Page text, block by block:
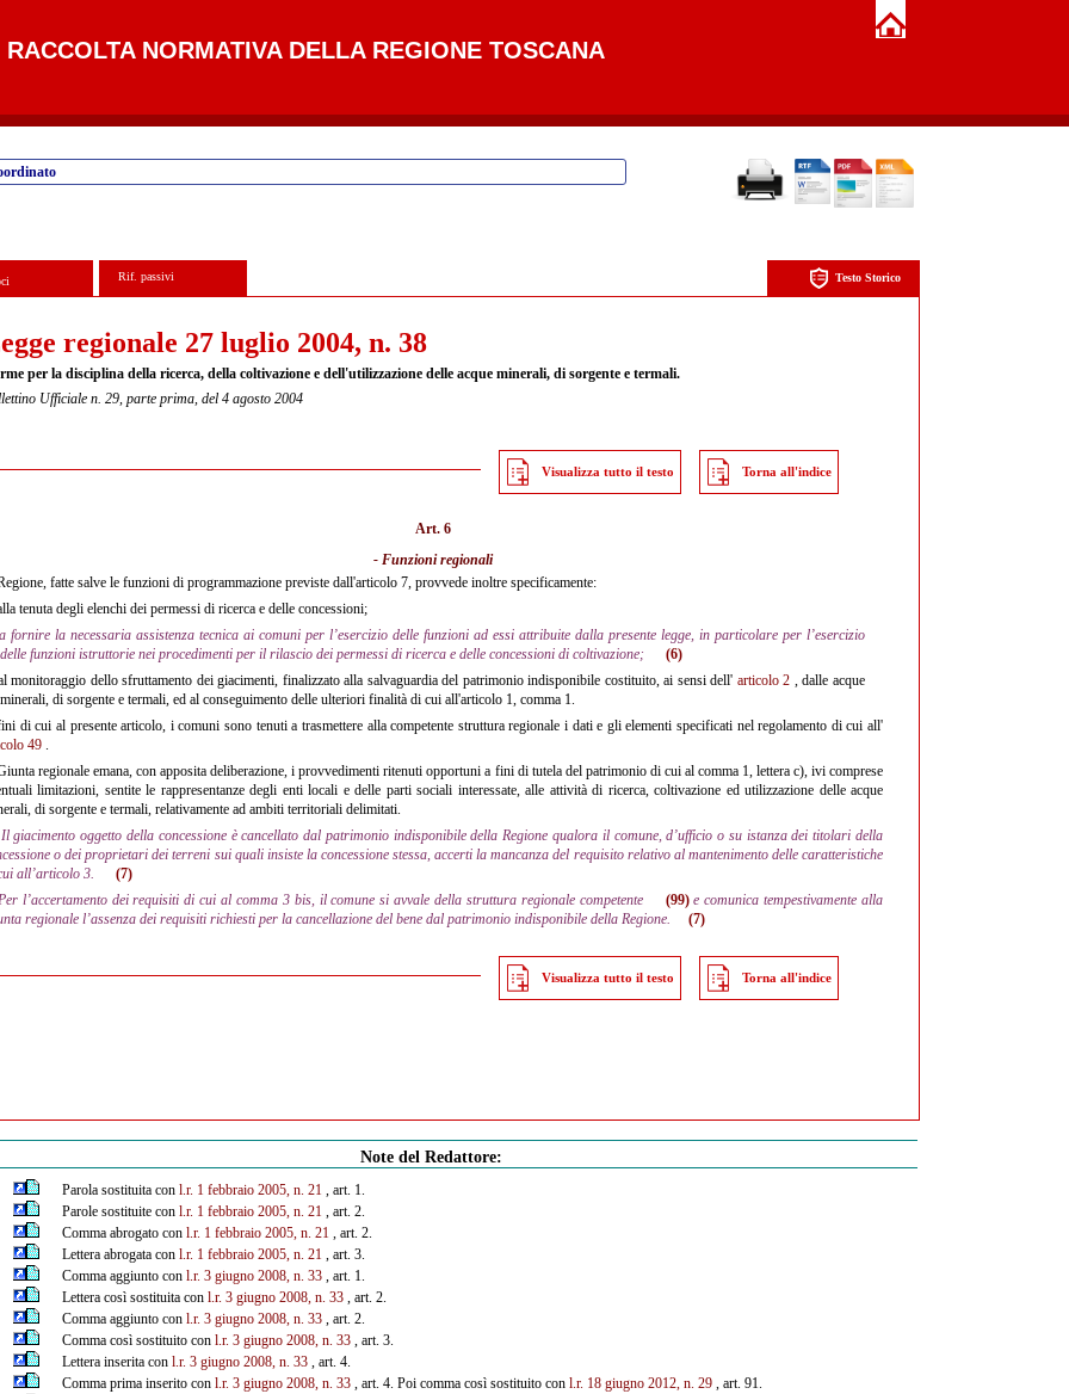
RACCOLTA NORMATIVA DELLA REGIONE TOSCANA
Rif. passivi Testo Storico
regionale 27 luglio 2004, n. 38
per la disciplina della ricerca, della coltivazione e dell'utilizzazione delle acque minerali, di sorgente e termali.
Ufficiale n. 29, parte prima, del 4 agosto 2004
Visualizza tutto il testo Torna all'indice
Art. 6
- Funzioni regionali
fatte salve le funzioni di programmazione previste dall'articolo 7, provvede inoltre specificamente:
tenuta degli elenchi dei permessi di ricerca e delle concessioni;
a fornire la necessaria assistenza tecnica ai comuni per l’esercizio delle funzioni ad essi attribuite dalla presente legge, in particolare per l’esercizio
delle funzioni istruttorie nei procedimenti per il rilascio dei permessi di ricerca e delle concessioni di coltivazione;
(6)
monitoraggio dello sfruttamento dei giacimenti, finalizzato alla salvaguardia del patrimonio indisponibile costituito, ai sensi dell' articolo 2 , dalle acque
minerali, di sorgente e termali, ed al conseguimento delle ulteriori finalità di cui all'articolo 1, comma 1.
di cui al presente articolo, i comuni sono tenuti a trasmettere alla competente struttura regionale i dati e gli elementi specificati nel regolamento di cui all'
49 .
regionale emana, con apposita deliberazione, i provvedimenti ritenuti opportuni a fini di tutela del patrimonio di cui al comma 1, lettera c), ivi comprese
limitazioni, sentite le rappresentanze degli enti locali e delle parti sociali interessate, alle attività di ricerca, coltivazione ed utilizzazione delle acque
di sorgente e termali, relativamente ad ambiti territoriali delimitati.
Il giacimento oggetto della concessione è cancellato dal patrimonio indisponibile della Regione qualora il comune, d’ufficio o su istanza dei titolari della
o dei proprietari dei terreni sui quali insiste la concessione stessa, accerti la mancanza del requisito relativo al mantenimento delle caratteristiche
all’articolo 3.
(7)
l’accertamento dei requisiti di cui al comma 3 bis, il comune si avvale della struttura regionale competente (99)e comunica tempestivamente alla
regionale l’assenza dei requisiti richiesti per la cancellazione del bene dal patrimonio indisponibile della Regione.
(7)
Visualizza tutto il testo Torna all'indice
Note del Redattore:
Parola sostituita con l.r. 1 febbraio 2005, n. 21, art. 1.
Parole sostituite con l.r. 1 febbraio 2005, n. 21, art. 2.
Comma abrogato con l.r. 1 febbraio 2005, n. 21, art. 2.
Lettera abrogata con l.r. 1 febbraio 2005, n. 21, art. 3.
Comma aggiunto con l.r. 3 giugno 2008, n. 33, art. 1.
Lettera così sostituita con l.r. 3 giugno 2008, n. 33, art. 2.
Comma aggiunto con l.r. 3 giugno 2008, n. 33, art. 2.
Comma così sostituito con l.r. 3 giugno 2008, n. 33, art. 3.
Lettera inserita con l.r. 3 giugno 2008, n. 33, art. 4.
Comma prima inserito con l.r. 3 giugno 2008, n. 33, art. 4. Poi comma così sostituito con l.r. 18 giugno 2012, n. 29, art. 91.